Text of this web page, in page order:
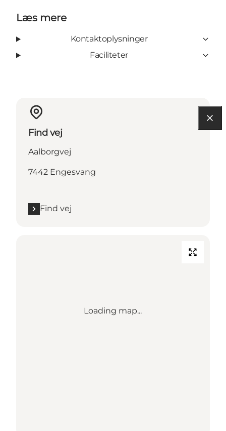
Læs mere
Kontaktoplysninger
Faciliteter
Find vej
Aalborgvej
7442 Engesvang
Find vej
Loading map...